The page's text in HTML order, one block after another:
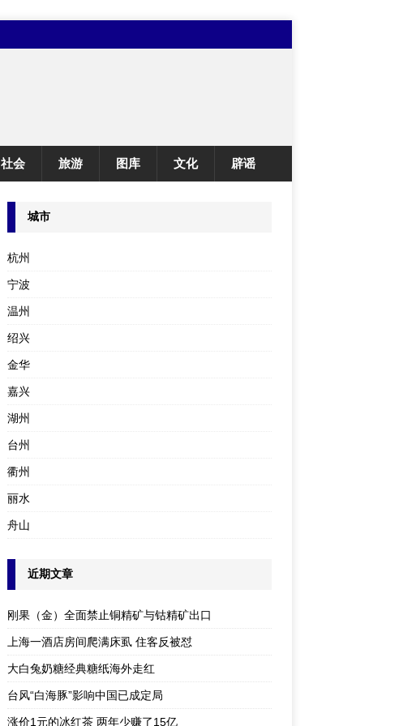
社会 旅游 图库 文化 辟谣
城市
杭州
宁波
温州
绍兴
金华
嘉兴
湖州
台州
衢州
丽水
舟山
近期文章
刚果（金）全面禁止铜精矿与钴精矿出口
上海一酒店房间爬满床虱 住客反被怼
大白兔奶糖经典糖纸海外走红
台风“白海豚”影响中国已成定局
涨价1元的冰红茶 两年少赚了15亿